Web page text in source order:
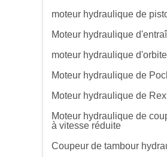
moteur hydraulique de
Moteur hydraulique
moteur hydraulique d'orbite
Moteur hydraulique de
Moteur hydraulique de
Moteur hydraulique de
à vitesse réduite
Coupeur de tambour